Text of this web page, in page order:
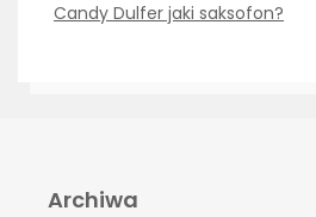
Candy Dulfer jaki saksofon?
Archiwa